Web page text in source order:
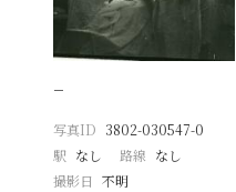
−
写真ID 3802-030547-0
駅 なし 路線 なし
撮影日
不明